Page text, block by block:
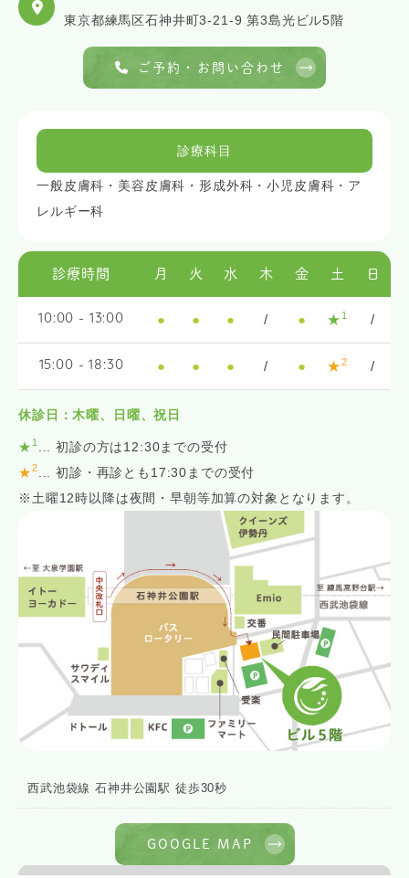
東京都練馬区石神井町3-21-9 第3島光ビル5階
ご予約・お問い合わせ
診療科目
一般皮膚科・美容皮膚科・形成外科・小児皮膚科・ア
レルギー科
診療時間 月 火 水 木 金 土 日
10:00 - 13:00 ● ● ● / ● ★ 1 /
15:00 - 18:30 ● ● ● / ● ★2 /
休診日：木曜、日曜、祝日
★ 1
... 初診の方は12:30までの受付
★2
... 初診・再診とも17:30までの受付
※土曜12時以降は夜間・早朝等加算の対象となります。
西武池袋線 石神井公園駅 徒歩30秒
GOOGLE MAP